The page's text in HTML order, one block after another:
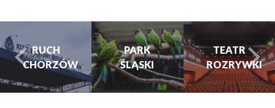
PARK
ŚLĄSKI
TEATR
ROZRYWKI
PARK
ŚLĄSKI
turysta.Previous